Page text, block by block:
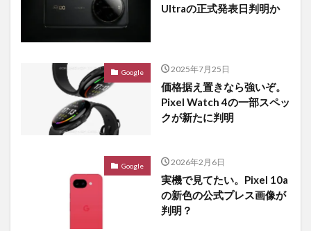
Ultraの正式発表日判明か
Google 2025年7月25日
価格据え置きなら強いぞ。
Pixel Watch 4の一部スペッ
クが新たに判明
Google 2026年2月6日
実機で見てたい。Pixel 10a
の新色の公式プレス画像が
判明？